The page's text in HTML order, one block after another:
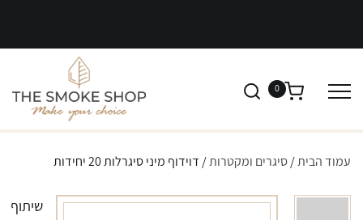
0
עמוד הבית/סיגרים ומקטרות/ דוידוף מיני סיגרלות 20 יחידות
שיתוף